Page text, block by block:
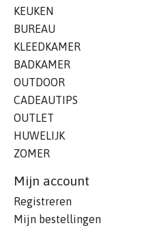
KEUKEN
BUREAU
KLEEDKAMER
BADKAMER
OUTDOOR
CADEAUTIPS
OUTLET
HUWELIJK
ZOMER
Mijn account
Registreren
Mijn bestellingen